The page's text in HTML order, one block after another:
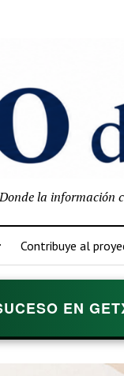
la información
Contribuye al
EN